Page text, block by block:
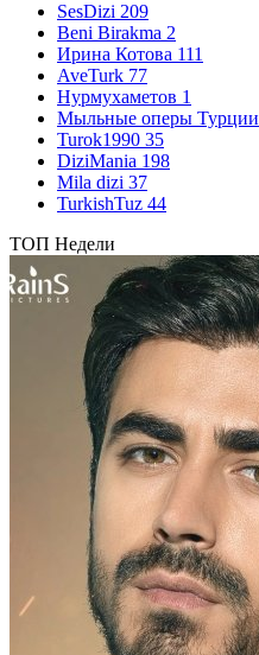
SesDizi 209
Beni Birakma 2
Ирина Котова 111
AveTurk 77
Нурмухаметов 1
Мыльные оперы Турции
Turok1990 35
DiziMania 198
Mila dizi 37
TurkishTuz 44
ТОП Недели